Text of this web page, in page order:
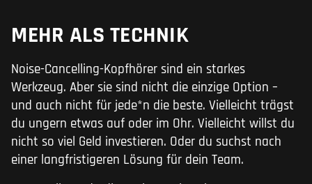
MEHR ALS TECHNIK
Noise-Cancelling-Kopfhörer sind ein starkes
Werkzeug. Aber sie sind nicht die einzige Option –
und auch nicht für jede*n die beste. Vielleicht trägst
du ungern etwas auf oder im Ohr. Vielleicht willst du
nicht so viel Geld investieren. Oder du suchst nach
einer langfristigeren Lösung für dein Team.